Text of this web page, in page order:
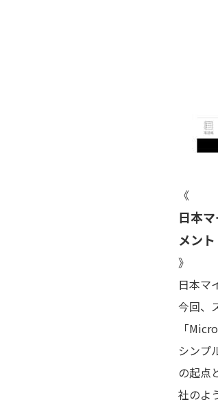
《
日本
メント
》
日本マ
今回、
「
シンプ
の起点
社のよ